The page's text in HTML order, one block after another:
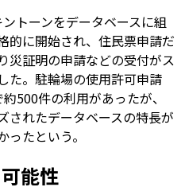
トーンをデータベースに組
的に開始され、住民票申請だ
災証明の申請などの受付がス
た。駐輪場の使用許可申請
500件の利用があったが、
されたデータベースの特長が
たという。
能性